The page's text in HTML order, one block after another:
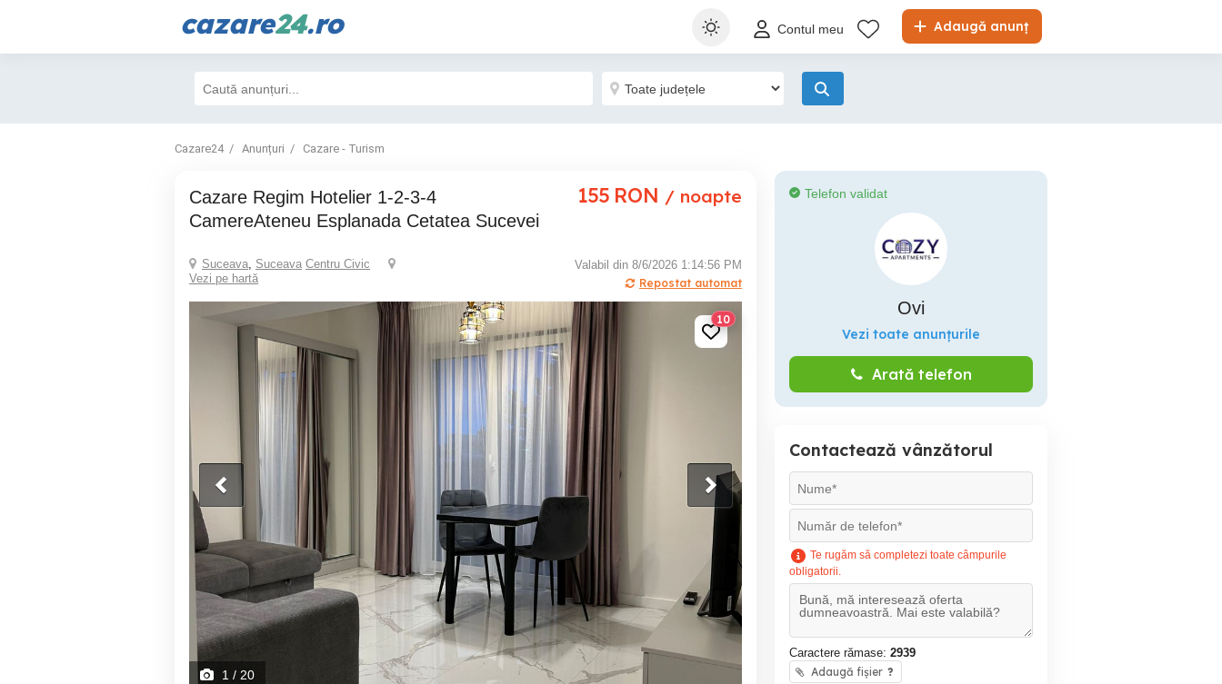
cazare24.ro Adaugă anunț
Contul meu
Cazare24 Anunțuri Cazare - Turism
Cazare Regim Hotelier 1-2-3-4
CamereAteneu Esplanada Cetatea Sucevei
155 RON / noapte
Suceava, Suceava Centru Civic
Vezi pe hartă
Valabil din 8/6/2026 1:14:56 PM
Repostat automat
10
1 / 20
Telefon validat
Ovi
Vezi toate anunțurile
Arată telefon
Contactează vânzătorul
Te rugăm să completezi toate câmpurile
obligatorii.
Caractere rămase: 2939
Adaugă fișier ?